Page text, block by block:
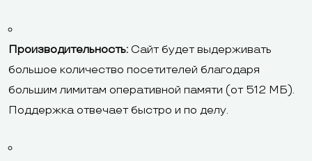
Производительность: Сайт будет выдерживать
большое количество посетителей благодаря
большим лимитам оперативной памяти (от 512 МБ).
Поддержка отвечает быстро и по делу.